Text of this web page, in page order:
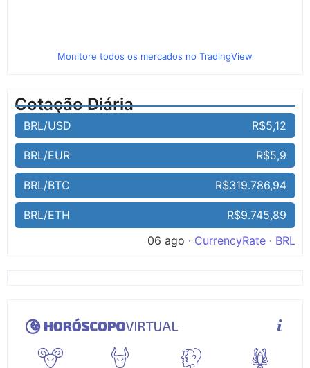
Monitore todos os mercados no TradingView
Cotação Diária
BRL/USD R$5,12
BRL/EUR R$5,9
BRL/BTC R$319.786,94
BRL/ETH
R$9.745,89
06 ago · CurrencyRate · BRL